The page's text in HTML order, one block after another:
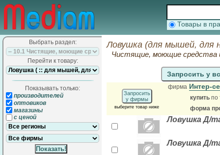
Товары в
Выбрать раздел:
Перейти к товару:
Показывать только:
производителей
оптовиков
магазины
с ценой
Ловушка (для мышей, для
Чистящие, моющие средства
Запросить у
Запросить
у фирмы
выберите товар ниже
фирма Интер-
купить по
форма
Ловушка Д/
Ловушка Д/